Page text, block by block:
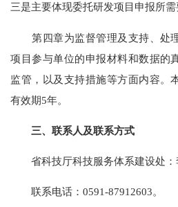
三是主要体现委托研发项目申报所需
第四章为监督管理及支持、处
项目参与单位的申报材料和数据的
监管，以及支持措施等方面内容。
有效期5年。
三、联系人及联系方式
省科技厅科技服务体系建设处：
联系电话：0591-87912603。